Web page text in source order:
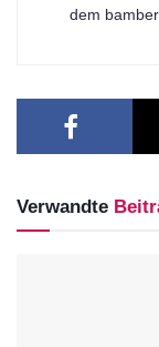
dem
Verwandte